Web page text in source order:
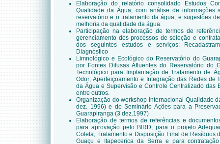
Elaboração do relatório consolidado Estudos
Qualidade da Água, com análise de informações
reservatório e o tratamento da água, e sugestões
melhoria da qualidade da água.
Participação na elaboração de termos de
gerenciamento dos processos de seleção e
dos seguintes estudos e serviços:
Diagnóstico
Limnológico e Ecológico do Reservatório do
por Fontes Difusas Afluentes do Reservatório do
Tecnológico para Implantação de Tratamento de
Odor; Aperfeiçoamento e Integração das Redes de
da Água e Supervisão e Controle Centralizado das
entre outros.
Organização do workshop internacional Qualidade
dez. 1996) e do Seminário Ações para a
Guarapiranga (3 dez.1997)
Elaboração de termos de referências e
para aprovação pelo BIRD, para o projeto
Coleta, Tratamento e Disposição Final de Resíduos
Guaçu e Itapecerica da Serra e para